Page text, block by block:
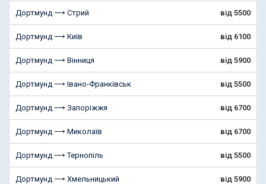
Дортмунд ⟶ Стрий від 5500
Дортмунд ⟶ Київ від 6100
Дортмунд ⟶ Вінниця від 5900
Дортмунд ⟶ Івано-Франківськ від 5500
Дортмунд ⟶ Запоріжжя від 6700
Дортмунд ⟶ Миколаїв від 6700
Дортмунд ⟶ Тернопіль від 5500
Дортмунд ⟶ Хмельницький від 5900